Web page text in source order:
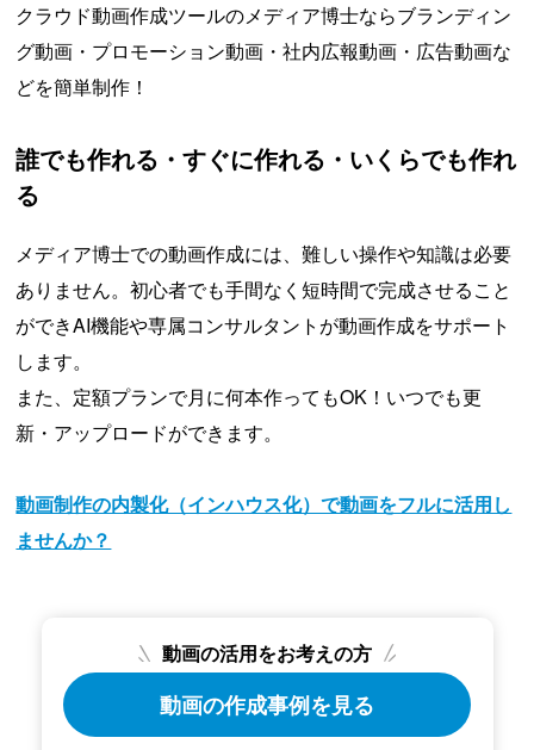
クラウド動画作成ツールのメディア博士ならブランディン
グ動画・プロモーション動画・社内広報動画・広告動画な
どを簡単制作！
誰でも作れる・すぐに作れる・いくらでも作れ
る
メディア博士での動画作成には、難しい操作や知識は必要
ありません。初心者でも手間なく短時間で完成させること
ができAI機能や専属コンサルタントが動画作成をサポート
します。
また、定額プランで月に何本作ってもOK！いつでも更
新・アップロードができます。
動画制作の内製化（インハウス化）で動画をフルに活用し
ませんか？
動画の活用をお考えの方
動画の作成事例を見る